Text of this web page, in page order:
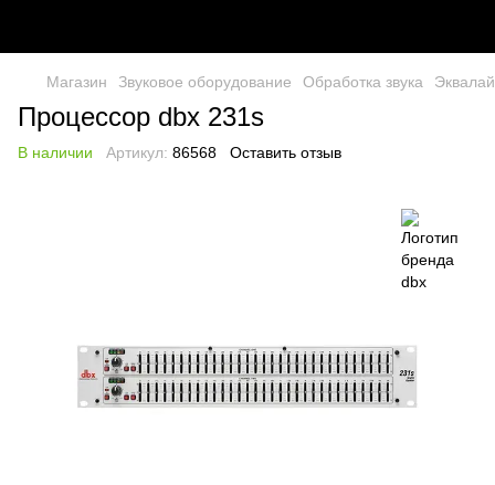
Магазин Звуковое оборудование Обработка звука
Процессор dbx 231s
В наличии Артикул: 86568 Оставить отзыв